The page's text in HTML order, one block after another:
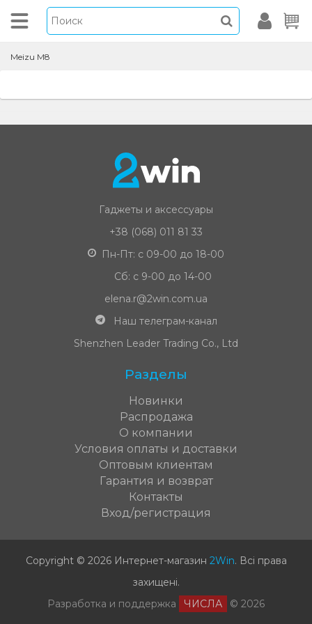
Meizu M8
Гаджеты и аксессуары
+38 (068) 011 81 33
Пн-Пт: с 09-00 до 18-00
Сб: с 9-00 до 14-00
elena.r@2win.com.ua
Наш телеграм-канал
Shenzhen Leader Trading Co., Ltd
Разделы
Новинки
Распродажа
О компании
Условия оплаты и доставки
Оптовым клиентам
Гарантия и возврат
Контакты
Вход/регистрация
Copyright © 2026 Интернет-магазин 2Win. Всі права
захищені.
Разработка и поддержка
ЧИСЛА © 2026